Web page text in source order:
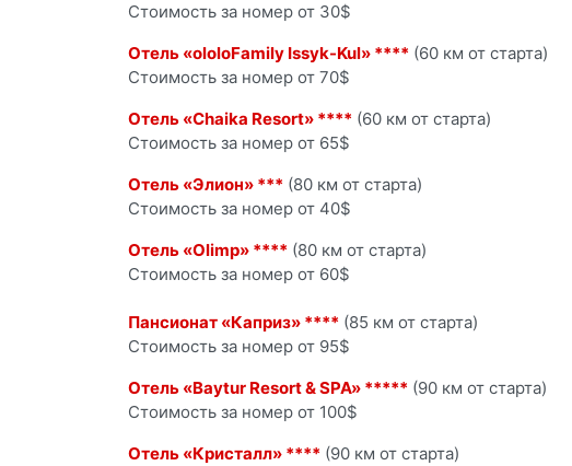
Стоимость за номер от 30$
Отель «ololoFamily Issyk-Kul» **** (60 км от старта)
Стоимость за номер от 70$
Отель «Chaika Resort» **** (60 км от старта)
Стоимость за номер от 65$
Отель «Элион» *** (80 км от старта)
Стоимость за номер от 40$
Отель «Olimp» **** (80 км от старта)
Стоимость за номер от 60$
Пансионат «Каприз» **** (85 км от старта)
Стоимость за номер от 95$
Отель «Baytur Resort&SPA» ***** (90 км от старта)
Стоимость за номер от 100$
Отель «Кристалл» **** (90 км от старта)